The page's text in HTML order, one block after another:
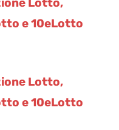
e 10eLotto
Lotto,
e 10eLotto